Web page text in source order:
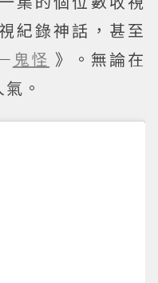
紀錄神話，甚至
鬼怪 》。無論在
。